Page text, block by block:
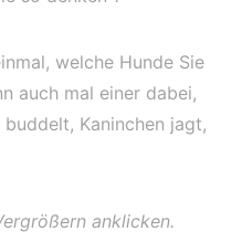
welche Hunde Sie
auch mal einer dabei,
Kaninchen jagt,
anklicken.